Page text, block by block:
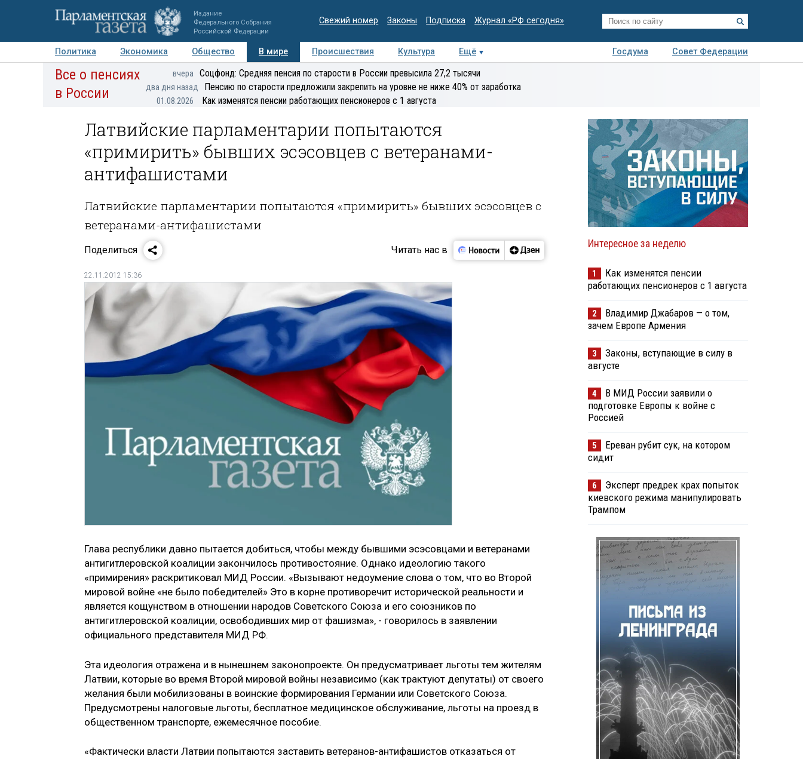
Издание
Федерального Собрания
Российской Федерации
Свежий номер Законы Подписка Журнал «РФ сегодня»
Политика Экономика Общество В мире Происшествия Культура Ещё Госдума
Совет Федерации
Авторы Персоны Мнения Регионы Медиацентр Интервью Колумнисты
экспертиза
Все о пенсиях
в России
вчера Соцфонд: Средняя пенсия по старости в России превысила 27,2 тысячи
два дня назад Пенсию по старости предложили закрепить на уровне не ниже 40% от заработка
01.08.2026 Как изменятся пенсии работающих пенсионеров с 1 августа
Латвийские парламентарии попытаются
«примирить» бывших эсэсовцев с ветеранами-
антифашистами
Латвийские парламентарии попытаются «примирить» бывших эсэсовцев с
ветеранами-антифашистами
Поделиться Читать нас в
22.11.2012 15:36
Глава республики давно пытается добиться, чтобы между бывшими эсэсовцами и ветеранами
антигитлеровской коалиции закончилось противостояние. Однако идеологию такого
«примирения» раскритиковал МИД России. «Вызывают недоумение слова о том, что во Второй
мировой войне «не было победителей» Это в корне противоречит исторической реальности и
является кощунством в отношении народов Советского Союза и его союзников по
антигитлеровской коалиции, освободивших мир от фашизма», - говорилось в заявлении
официального представителя МИД РФ.
Эта идеология отражена и в нынешнем законопроекте. Он предусматривает льготы тем жителям
Латвии, которые во время Второй мировой войны независимо (как трактуют депутаты) от своего
желания были мобилизованы в воинские формирования Германии или Советского Союза.
Предусмотрены налоговые льготы, бесплатное медицинское обслуживание, льготы на проезд в
общественном транспорте, ежемесячное пособие.
«Фактически власти Латвии попытаются заставить ветеранов-антифашистов отказаться от
Интересное за неделю
1
Как изменятся пенсии
работающих пенсионеров с 1 августа
2
Владимир Джабаров — о том,
зачем Европе Армения
3
Законы, вступающие в силу в
августе
4
В МИД России заявили о
подготовке Европы к войне с
Россией
5
Ереван рубит сук, на котором
сидит
6
Эксперт предрек крах попыток
киевского режима манипулировать
Трампом